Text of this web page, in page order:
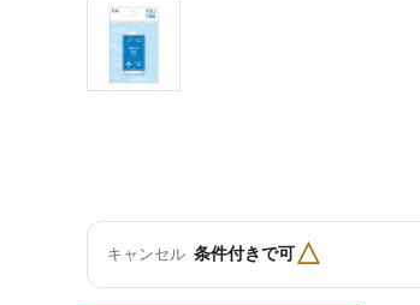
キャンセル 条件付きで可△